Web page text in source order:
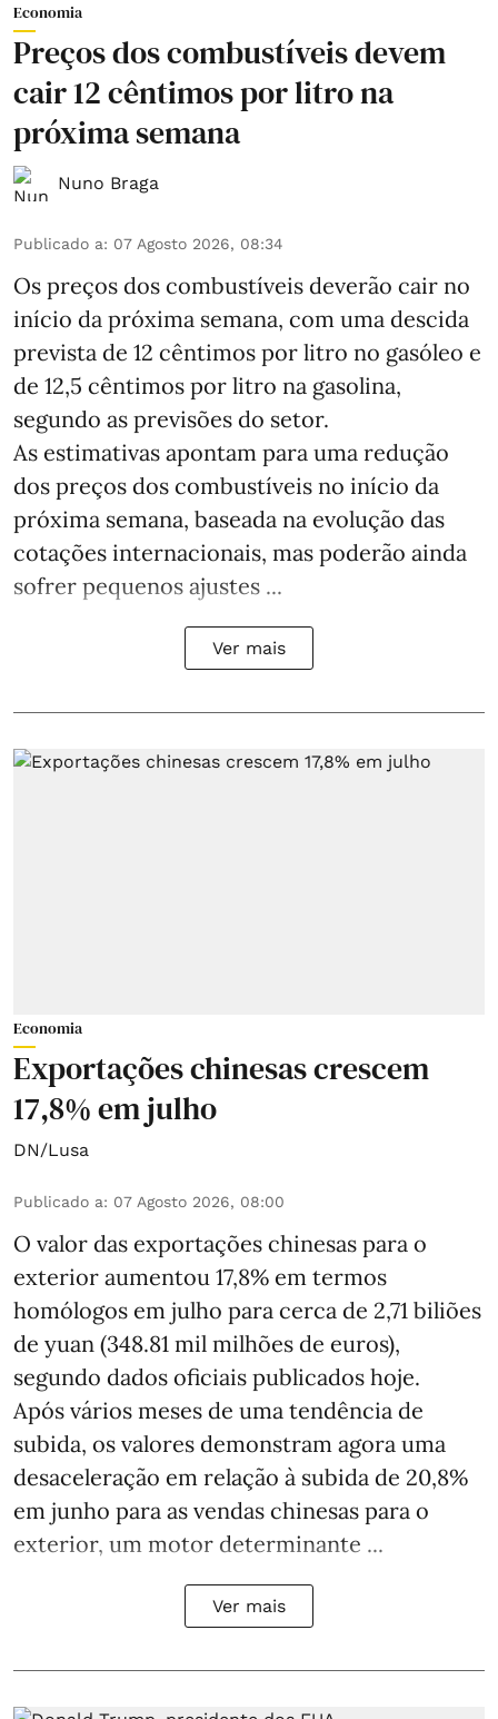
Economia
Preços dos combustíveis devem
cair 12 cêntimos por litro na
próxima semana
Nuno Braga
Publicado a: 07 Agosto 2026, 08:34
Os preços dos combustíveis deverão cair no
início da próxima semana, com uma descida
prevista de 12 cêntimos por litro no gasóleo e
de 12,5 cêntimos por litro na gasolina,
segundo as previsões do setor.
As estimativas apontam para uma redução
dos preços dos combustíveis no início da
próxima semana, baseada na evolução das
cotações internacionais, mas poderão ainda
sofrer pequenos ajustes ...
Ver mais
Economia
Exportações chinesas crescem
17,8% em julho
DN/Lusa
Publicado a: 07 Agosto 2026, 08:00
O valor das exportações chinesas para o
exterior aumentou 17,8% em termos
homólogos em julho para cerca de 2,71 biliões
de yuan (348.81 mil milhões de euros),
segundo dados oficiais publicados hoje.
Após vários meses de uma tendência de
subida, os valores demonstram agora uma
desaceleração em relação à subida de 20,8%
em junho para as vendas chinesas para o
exterior, um motor determinante ...
Ver mais